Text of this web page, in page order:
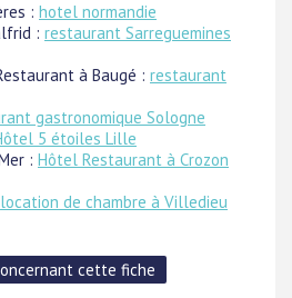
: hotel normandie
: restaurant Sarreguemines
à Baugé : restaurant
gastronomique Sologne
5 étoiles Lille
: Hôtel Restaurant à Crozon
location de chambre à Villedieu